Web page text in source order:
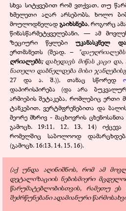
სხვა სიტყვებით რომ ვთქვათ, თუ
ხმელეთი აღარ არსებობს, ხოლო
მოულოდნელადგაიხსნება, როგორც
წინასწარმეტყველებანი, — ამ
ზეციური წყლებიუკანასკნელ
ერთმანეთს (შეად. –
"
ღრიალებს;დახედავს მიწას კაცი
ნათელი დაბნელდება მისი
27 და ა. შ.)), თანაც სწორედ
დაპირისპირება (და არა
არმიების შეტაკება, რომლებიც ერთი
ტანკებით, ვერტმფრენებითა და
მეორე მხრივ - მაცხოვრის
გამოცხ. 19:11, 12, 13, 14)
რომელშიც საბოლოოდ
(გამოცხ. 16:13, 14, 15, 16).
(აქ უნდა აღინიშნოს, რომ ამ
დეტალიზაციის ნებისმიერი
წარუმატებლობისთვის, რამეთუ ეს
შეძრწუნებანი ადამიანური